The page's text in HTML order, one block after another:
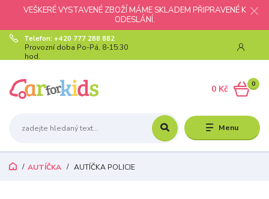
VEŠKERÉ VYSTAVENÉ ZBOŽÍ MÁME SKLADEM PŘIPRAVENÉ K
ODESLÁNÍ.
Menu
Telefon: +420 777 288 882
Provozní doba Po-Pá, 8-15:30
hod.
0
0 Kč
AUTÍČKA AUTÍČKA POLICIE